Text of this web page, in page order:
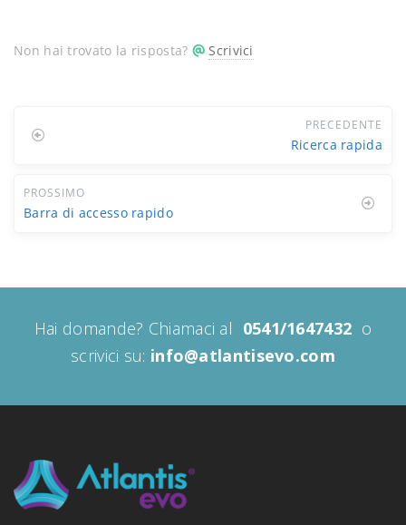
Non hai trovato la risposta? Scrivici
PRECEDENTE
Ricerca rapida
PROSSIMO
Barra di accesso rapido
Hai domande? Chiamaci al 0541/1647432 o
scrivici su: info@atlantisevo.com